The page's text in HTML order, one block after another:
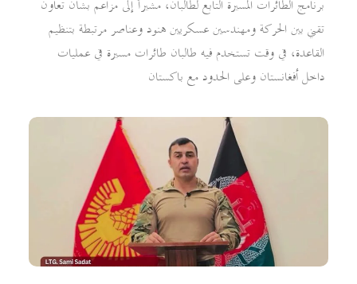
برنامج الطائرات المسيرة التابع لطالبان، مشيراً إلى مزاعم بشأن تعاون
تقني بين الحركة ومهندسين عسكريين هنود وعناصر مرتبطة بتنظيم
القاعدة، في وقت تستخدم فيه طالبان طائرات مسيرة في عمليات
داخل أفغانستان وعلى الحدود مع باكستان